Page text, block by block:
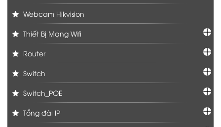
Webcam Hikvision
Thiết Bị Mạng Wifi
Router
Switch
Switch_POE
Tổng đài IP